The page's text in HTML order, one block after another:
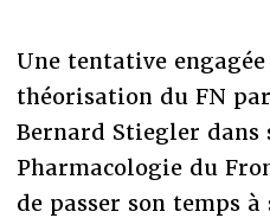
Une tentative
théorisation du FN
Bernard Stiegler dans
Pharmacologie du
de passer son temps